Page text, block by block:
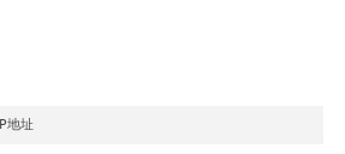
地址